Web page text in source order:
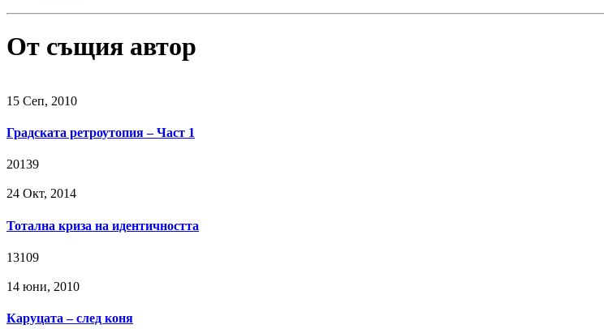
От същия автор
15 Сeп, 2010
Градската ретроутопия – Част 1
20139
24 Окт, 2014
Тотална криза на идентичността
13109
14 юни, 2010
Каруцата – след коня